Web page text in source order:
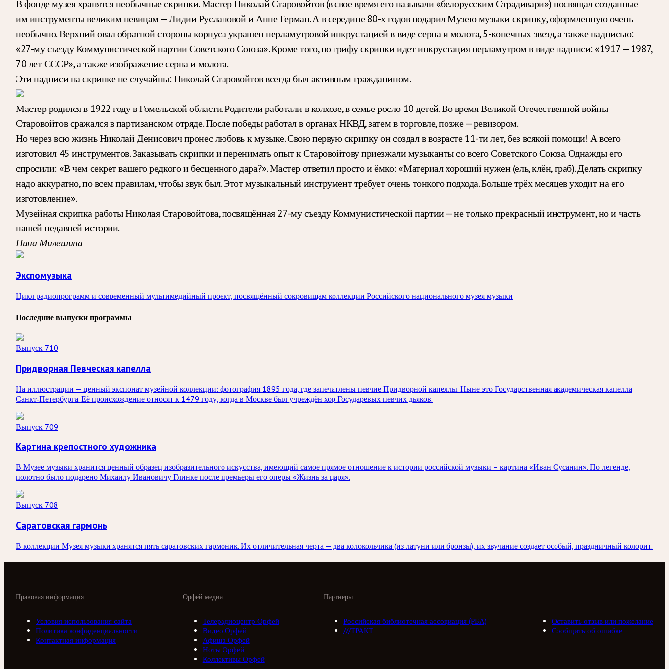
В фонде музея хранятся необычные скрипки. Мастер Николай Старовойтов (в свое время его называли «белорусским Страдивари») посвящал созданные
им инструменты великим певицам — Лидии Руслановой и Анне Герман. А в середине 80-х годов подарил Музею музыки скрипку, оформленную очень
необычно. Верхний овал обратной стороны корпуса украшен перламутровой инкрустацией в виде серпа и молота, 5-конечных звезд, а также надписью:
«27-му съезду Коммунистической партии Советского Союза». Кроме того, по грифу скрипки идет инкрустация перламутром в виде надписи: «1917 — 1987,
70 лет СССР», а также изображение серпа и молота.
Эти надписи на скрипке не случайны: Николай Старовойтов всегда был активным гражданином.
Мастер родился в 1922 году в Гомельской области. Родители работали в колхозе, в семье росло 10 детей. Во время Великой Отечественной войны
Старовойтов сражался в партизанском отряде. После победы работал в органах НКВД, затем в торговле, позже — ревизором.
Но через всю жизнь Николай Денисович пронес любовь к музыке. Свою первую скрипку он создал в возрасте 11-ти лет, без всякой помощи! А всего
изготовил 45 инструментов. Заказывать скрипки и перенимать опыт к Старовойтову приезжали музыканты со всего Советского Союза. Однажды его
спросили: «В чем секрет вашего редкого и бесценного дара?». Мастер ответил просто и ёмко: «Материал хороший нужен (ель, клён, граб). Делать скрипку
надо аккуратно, по всем правилам, чтобы звук был. Этот музыкальный инструмент требует очень тонкого подхода. Больше трёх месяцев уходит на его
изготовление».
Музейная скрипка работы Николая Старовойтова, посвящённая 27-му съезду Коммунистической партии — не только прекрасный инструмент, но и часть
нашей недавней истории.
Нина Милешина
Экспомузыка
Цикл радиопрограмм и современный мультимедийный проект, посвящённый сокровищам коллекции Российского национального музея музыки
Последние выпуски программы
Выпуск 710
Придворная Певческая капелла
На иллюстрации — ценный экспонат музейной коллекции: фотография 1895 года, где запечатлены певчие Придворной капеллы. Ныне это Государственная академическая капелла
Санкт‑Петербурга. Её происхождение относят к 1479 году, когда в Москве был учреждён хор Государевых певчих дьяков.
Выпуск 709
Картина крепостного художника
В Музее музыки хранится ценный образец изобразительного искусства, имеющий самое прямое отношение к истории российской музыки – картина «Иван Сусанин». По легенде,
полотно было подарено Михаилу Ивановичу Глинке после премьеры его оперы «Жизнь за царя».
Выпуск 708
Саратовская гармонь
В коллекции Музея музыки хранятся пять саратовских гармоник. Их отличительная черта — два колокольчика (из латуни или бронзы), их звучание создает особый, праздничный колорит.
Орфей медиа
Телерадиоцентр Орфей
Видео Орфей
Афиша Орфей
Ноты Орфей
Коллективы Орфей
Партнеры
Российская библиотечная ассоциация (РБА)
///ТРАКТ
Правовая информация
Условия использования сайта
Политика конфиденциальности
Контактная информация
Оставить отзыв или пожелание
Сообщить об ошибке